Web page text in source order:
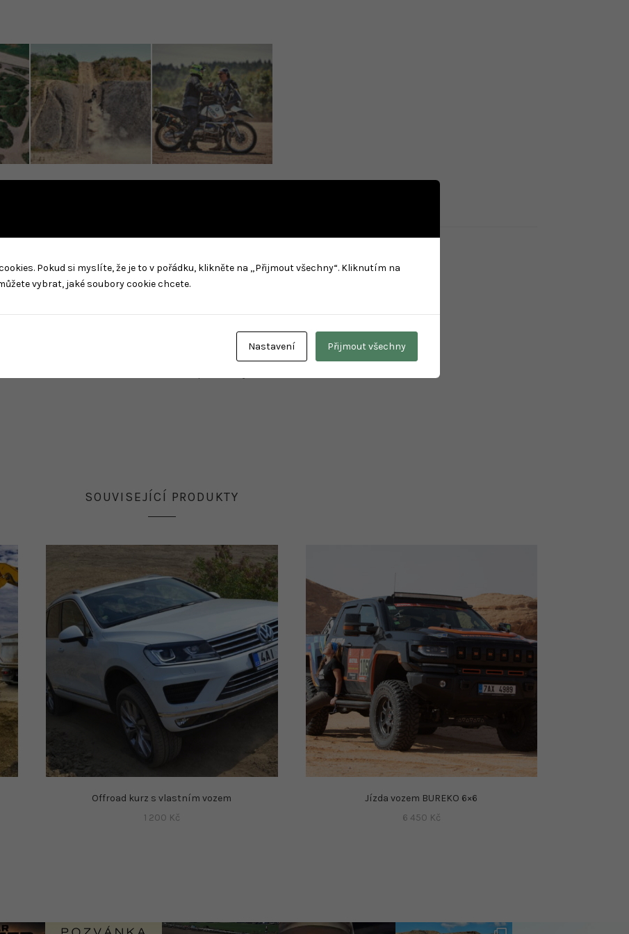
s profesionálním enduro instruktorem, vstup na polygon
cestovní enduro a mít vlastní ochranné prostředky.
SOUVISEJÍCÍ PRODUKTY
Offroad kurz s vlastním vozem
1 200 Kč
Jízda vozem BUREKO 6×6
6 450 Kč
Pokud si myslíte, že je to v pořádku, klikněte na „Přijmout všechny“. Kliknutím na
vybrat, jaké soubory cookie chcete.
Nastavení Přijmout všechny